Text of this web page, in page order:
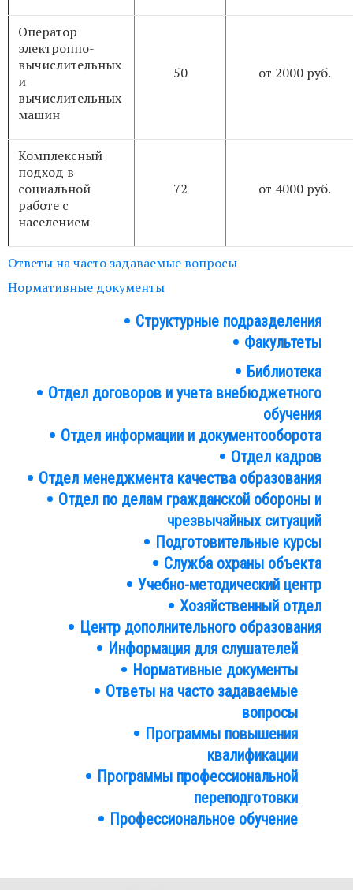
Оператор
электронно-
вычислительных
и
вычислительных
машин
50 от 2000 руб.
Комплексный
подход в
социальной
работе с
населением
72 от 4000 руб.
Ответы на часто задаваемые вопросы
Нормативные документы
Структурные подразделения
Факультеты
Библиотека
Отдел договоров и учета внебюджетного
обучения
Отдел информации и документооборота
Отдел кадров
Отдел менеджмента качества образования
Отдел по делам гражданской обороны и
чрезвычайных ситуаций
Подготовительные курсы
Служба охраны объекта
Учебно-методический центр
Хозяйственный отдел
Центр дополнительного образования
Информация для слушателей
Нормативные документы
Ответы на часто задаваемые
вопросы
Программы повышения
квалификации
Программы профессиональной
переподготовки
Профессиональное обучение